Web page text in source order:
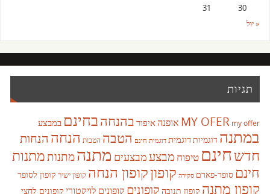
30
31
« יול
תגיות
MY OFER my offer אופנהאיפור בהנחהבחינם במבצע
במתנה דוגמיותדוגמית דוגמית חינם הטבה הטבות הנחה הנחות
חדשחינם טיפוח מבצעמבצעים מתנהמתנותמתנות
חינם סופר-פארם סקירה קופוןקופון הנחה קופון ישיר קופון לסופר
קופון מתנה קופון תנובה קופונים קופונים לויקטורי קופונים לחצי